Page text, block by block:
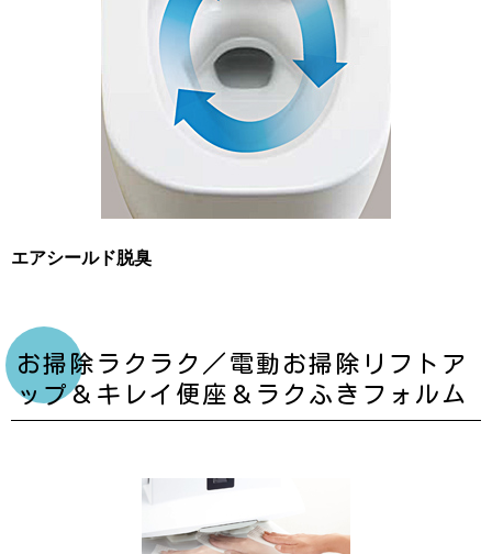
エアシールド脱臭
お掃除ラクラク／電動お掃除リフトア
ップ＆キレイ便座＆ラクふきフォルム